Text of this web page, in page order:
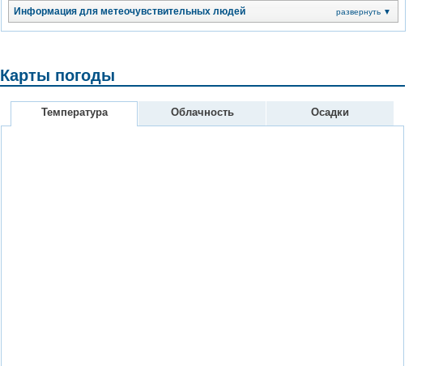
Информация для метеочувствительных людей развернуть ▼
Карты погоды
Температура Облачность Осадки